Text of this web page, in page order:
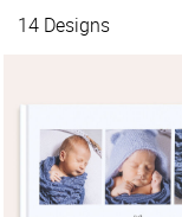
14 Designs